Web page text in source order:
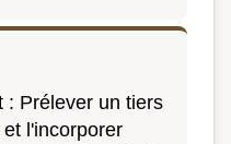
: Prélever un tiers
l'incorporer